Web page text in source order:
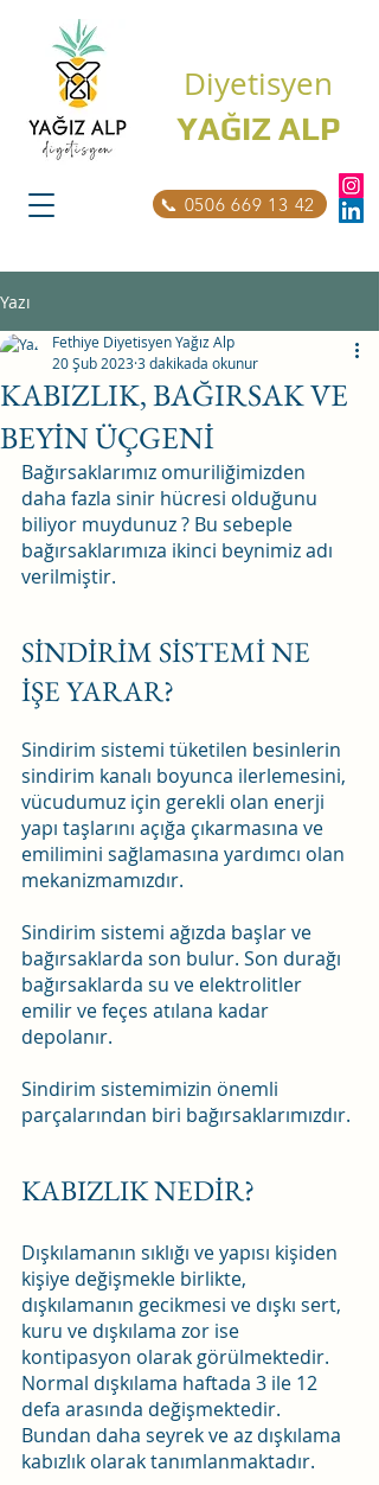
Diyetisyen
YAĞIZ ALP
📞 0506 669 13 42
Yazı
KABIZLIK, BAĞIRSAK VE
BEYİN ÜÇGENİ
Fethiye Diyetisyen Yağız Alp
20 Şub 20233 dakikada okunur
Bağırsaklarımız omuriliğimizden
daha fazla sinir hücresi olduğunu
biliyor muydunuz ? Bu sebeple
bağırsaklarımıza ikinci beynimiz adı
verilmiştir.
SİNDİRİM SİSTEMİ NE
İŞE YARAR?
Sindirim sistemi tüketilen besinlerin
sindirim kanalı boyunca ilerlemesini,
vücudumuz için gerekli olan enerji
yapı taşlarını açığa çıkarmasına ve
emilimini sağlamasına yardımcı olan
mekanizmamızdır.
Sindirim sistemi ağızda başlar ve
bağırsaklarda son bulur. Son durağı
bağırsaklarda su ve elektrolitler
emilir ve feçes atılana kadar
depolanır.
Sindirim sistemimizin önemli
parçalarından biri bağırsaklarımızdır.
KABIZLIK NEDİR?
Dışkılamanın sıklığı ve yapısı kişiden
kişiye değişmekle birlikte,
dışkılamanın gecikmesi ve dışkı sert,
kuru ve dışkılama zor ise
kontipasyon olarak görülmektedir.
Normal dışkılama haftada 3 ile 12
defa arasında değişmektedir.
Bundan daha seyrek ve az dışkılama
kabızlık olarak tanımlanmaktadır.